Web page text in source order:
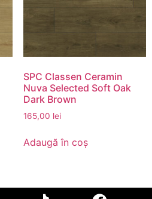
SPC Classen Ceramin
Nuva Selected Soft Oak
Dark Brown
165,00 lei
Adaugă în coș